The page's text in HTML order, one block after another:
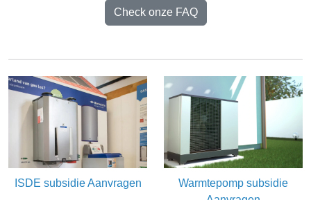
Check onze FAQ
ISDE subsidie Aanvragen
Warmtepomp subsidie